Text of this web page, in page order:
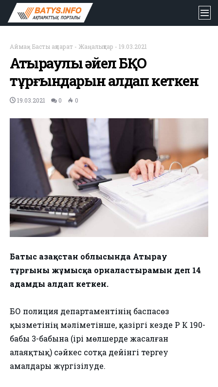
Аймақ- Басты ақпарат - Жаңалықтар - 19.03.2021
Атыраулық әйел БҚО
тұрғындарын алдап кеткен
19.03.2021 0 0
Батыс Қазақстан облысында Атырау
тұрғыны жұмысқа орналастырамын деп 14
адамды алдап кеткен.
БҚО полиция департаментінің баспасөз
қызметінің мәліметінше, қазіргі кезде ҚР ҚК 190-
бабы 3-бабына (ірі мөлшерде жасалған
алаяқтық) сәйкес сотқа дейінгі тергеу
амалдары жүргізілуде.